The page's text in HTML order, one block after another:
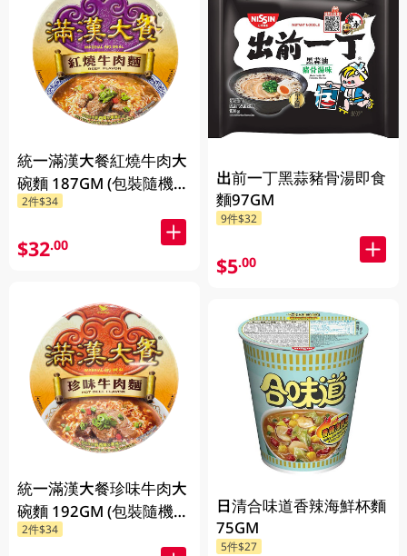
統一滿漢大餐紅燒牛肉大
碗麵 187GM (包裝隨機發
放)
2件$34
$32.00
統一滿漢大餐珍味牛肉大
碗麵 192GM (包裝隨機發
放)
2件$34
出前一丁黑蒜豬骨湯即食
麵97GM
9件$32
$5.00
日清合味道香辣海鮮杯麵
75GM
5件$27